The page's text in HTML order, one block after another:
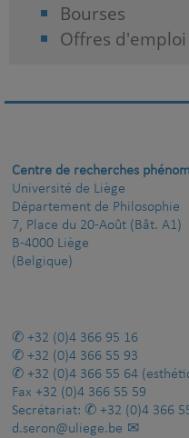
Bourses
Offres d'emploi
Centre de recherches
Université de Liège
Département de Philosophie
7, Place du 20-Août (Bât. A1)
B-4000 Liège
(Belgique)
+32 (0)4 366 95 16
+32 (0)4 366 55 93
+32 (0)4 366 55 64
Fax +32 (0)4 366 55 59
Secrétariat:
+32 (0)4 366
d.seron@uliege.be